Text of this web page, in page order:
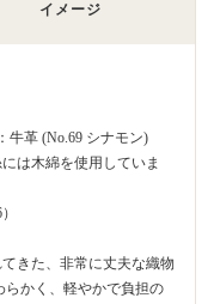
イメージ
革 (No.69 シナモン)
は木綿を使用していま
きた、非常に丈夫な織物
らかく、軽やかで負担の